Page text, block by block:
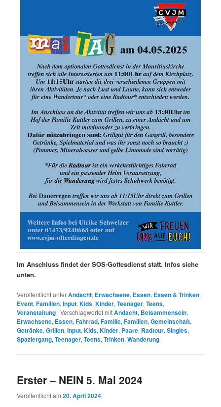
Im Anschluss findet der SOS-Gottesdienst statt. Infos siehe
unten.
Veröffentlicht unterAndacht, Erwachsene, Essen, Essen & Trinken,
Event,Familien,Input,Kids,Kinder,Teenager,Teens,
Veranstaltung |Verschlagwortet mitAndacht, Beisammensein,
Erwachsene, Essen,Fahrrad,Familie,Familien,Gemeinschaft,
Getränke,Grillen,Input,Kids,Kinder, Paare, Radtour,Singles,
Spaziergang,Teenager,Teens,Trinken,Wanderung
Erster – NEIN 5. Mai 2024
Veröffentlicht am20. April 2024